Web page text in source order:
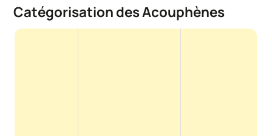
Catégorisation des Acouphènes